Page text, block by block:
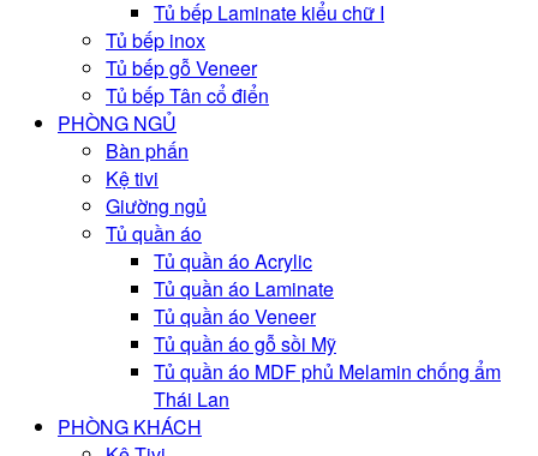
Tủ bếp Laminate kiểu chữ I
Tủ bếp inox
Tủ bếp gỗ Veneer
Tủ bếp Tân cổ điển
PHÒNG NGỦ
Bàn phấn
Kệ tivi
Giường ngủ
Tủ quần áo
Tủ quần áo Acrylic
Tủ quần áo Laminate
Tủ quần áo Veneer
Tủ quần áo gỗ sồi Mỹ
Tủ quần áo MDF phủ Melamin chống ẩm
Thái Lan
PHÒNG KHÁCH